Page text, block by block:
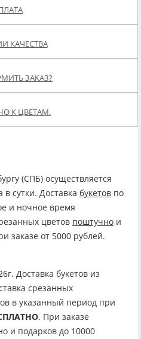
КАЧЕСТВА
ЗАКАЗ?
К ЦВЕТАМ.
(СПБ) осуществляется
сутки. Доставка букетов по
и ночное время
цветов поштучно и
заказе от 5000 рублей.
Доставка букетов из
срезанных
в указанный период при
. При заказе
и подарков до 10000